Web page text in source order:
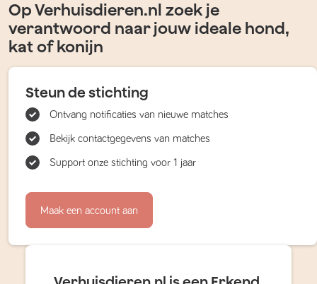
Op Verhuisdieren.nl zoek je
verantwoord naar jouw ideale hond,
kat of konijn
Steun de stichting
Ontvang notificaties van nieuwe matches
Bekijk contactgegevens van matches
Support onze stichting voor 1 jaar
Maak een account aan